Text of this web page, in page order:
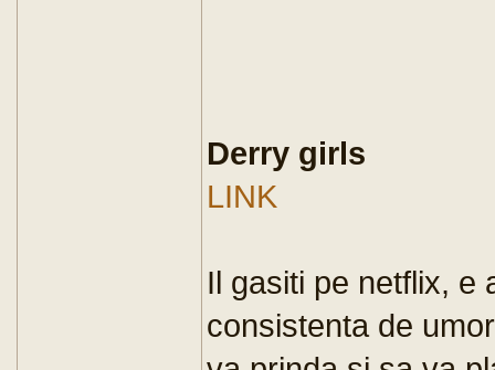
Derry girls
LINK
Il gasiti pe netflix, e
consistenta de